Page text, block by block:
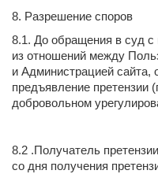
8. Разрешение споров
8.1. До обращения в суд
из отношений между
и Администрацией сайта,
предъявление претензии
добровольном
8.2 .Получатель
со дня получения